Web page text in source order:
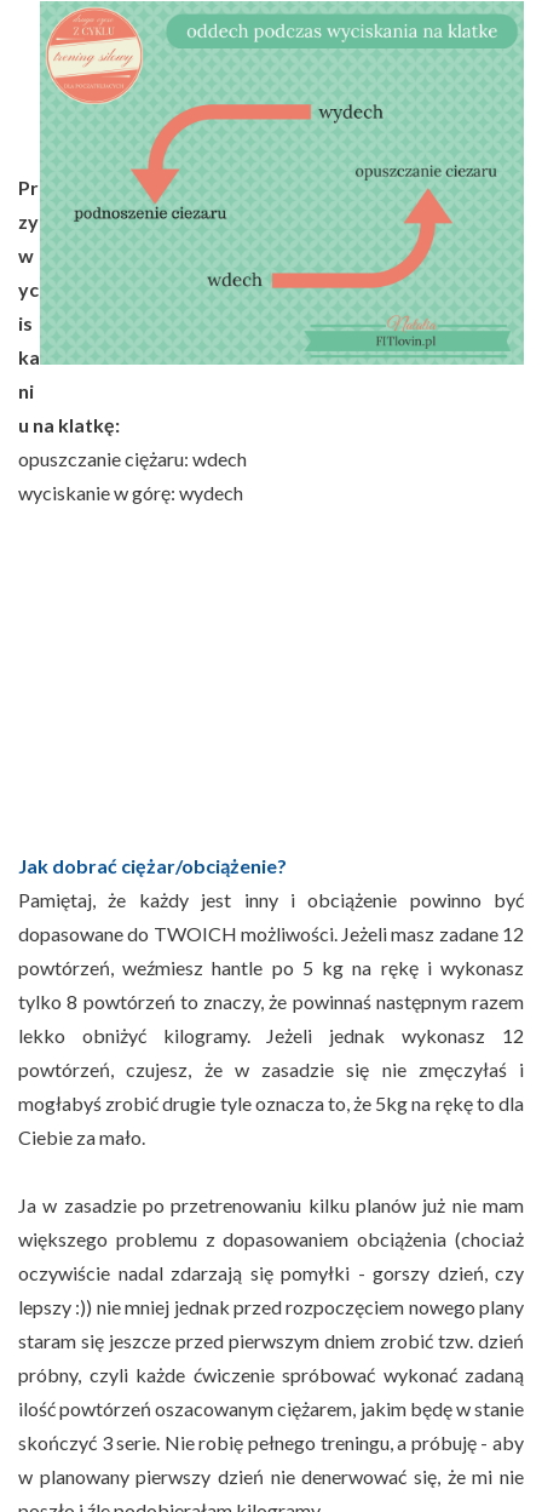
Pr
zy
w
yc
is
ka
ni
u na klatkę:
opuszczanie ciężaru: wdech
wyciskanie w górę: wydech
Jak dobrać ciężar/obciążenie?
Pamiętaj, że każdy jest inny i obciążenie powinno być
dopasowane do TWOICH możliwości. Jeżeli masz zadane 12
powtórzeń, weźmiesz hantle po 5 kg na rękę i wykonasz
tylko 8 powtórzeń to znaczy, że powinnaś następnym razem
lekko obniżyć kilogramy. Jeżeli jednak wykonasz 12
powtórzeń, czujesz, że w zasadzie się nie zmęczyłaś i
mogłabyś zrobić drugie tyle oznacza to, że 5kg na rękę to dla
Ciebie za mało.
Ja w zasadzie po przetrenowaniu kilku planów już nie mam
większego problemu z dopasowaniem obciążenia (chociaż
oczywiście nadal zdarzają się pomyłki - gorszy dzień, czy
lepszy :)) nie mniej jednak przed rozpoczęciem nowego plany
staram się jeszcze przed pierwszym dniem zrobić tzw. dzień
próbny, czyli każde ćwiczenie spróbować wykonać zadaną
ilość powtórzeń oszacowanym ciężarem, jakim będę w stanie
skończyć 3 serie. Nie robię pełnego treningu, a próbuję - aby
w planowany pierwszy dzień nie denerwować się, że mi nie